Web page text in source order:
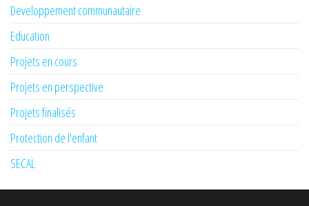
Developpement communautaire
Education
Projets en cours
Projets en perspective
Projets finalisés
Protection de l'enfant
SECAL